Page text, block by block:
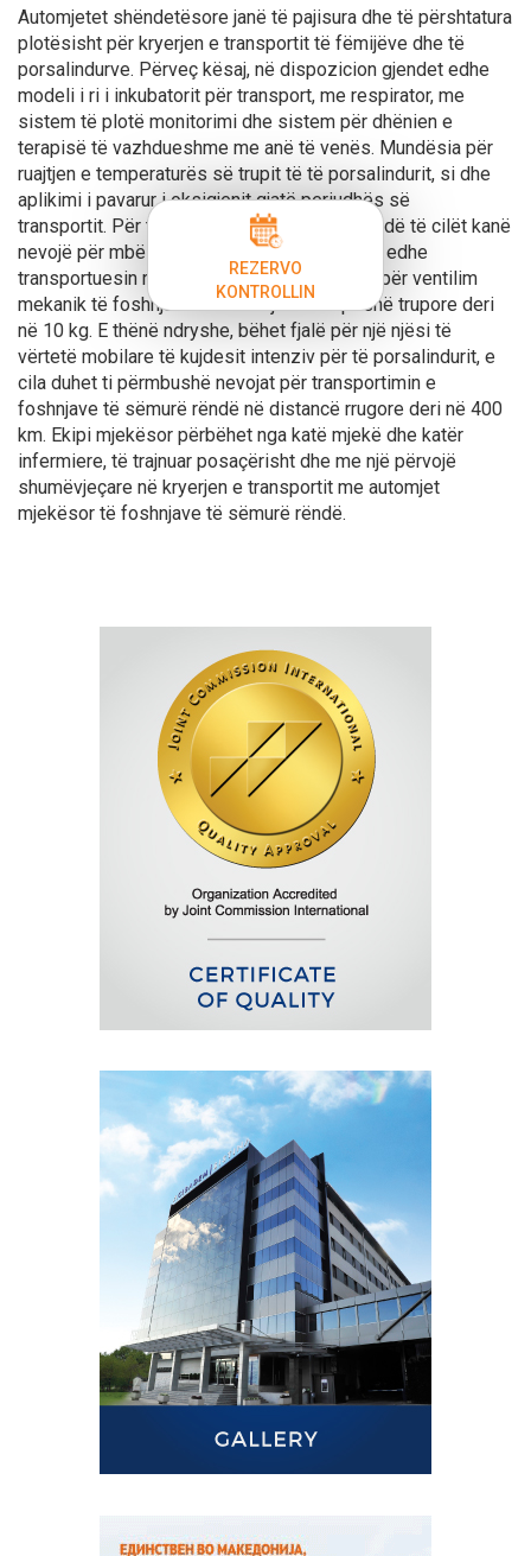
Automjetet shëndetësore janë të pajisura dhe të përshtatura
plotësisht për kryerjen e transportit të fëmijëve dhe të
porsalindurve. Përveç kësaj, në dispozicion gjendet edhe
modeli i ri i inkubatorit për transport, me respirator, me
sistem të plotë monitorimi dhe sistem për dhënien e
terapisë të vazhdueshme me anë të venës. Mundësia për
ruajtjen e temperaturës së trupit të të porsalindurit, si dhe
aplikimi i pavarur i oksigjenit gjatë periudhës së
transportit. Për të porsalindurit e sëmurë rëndë të cilët kanë
nevojë për mbështetje respirative, disponon edhe
transportuesin respirator më bashkëkohorë për ventilim
mekanik të foshnjave dhe fëmijëve me peshë trupore deri
në 10 kg. E thënë ndryshe, bëhet fjalë për një njësi të
vërtetë mobilare të kujdesit intenziv për të porsalindurit, e
cila duhet ti përmbushë nevojat për transportimin e
foshnjave të sëmurë rëndë në distancë rrugore deri në 400
km. Ekipi mjekësor përbëhet nga katë mjekë dhe katër
infermiere, të trajnuar posaçërisht dhe me një përvojë
shumëvjeçare në kryerjen e transportit me automjet
mjekësor të foshnjave të sëmurë rëndë.
REZERVO
KONTROLLIN